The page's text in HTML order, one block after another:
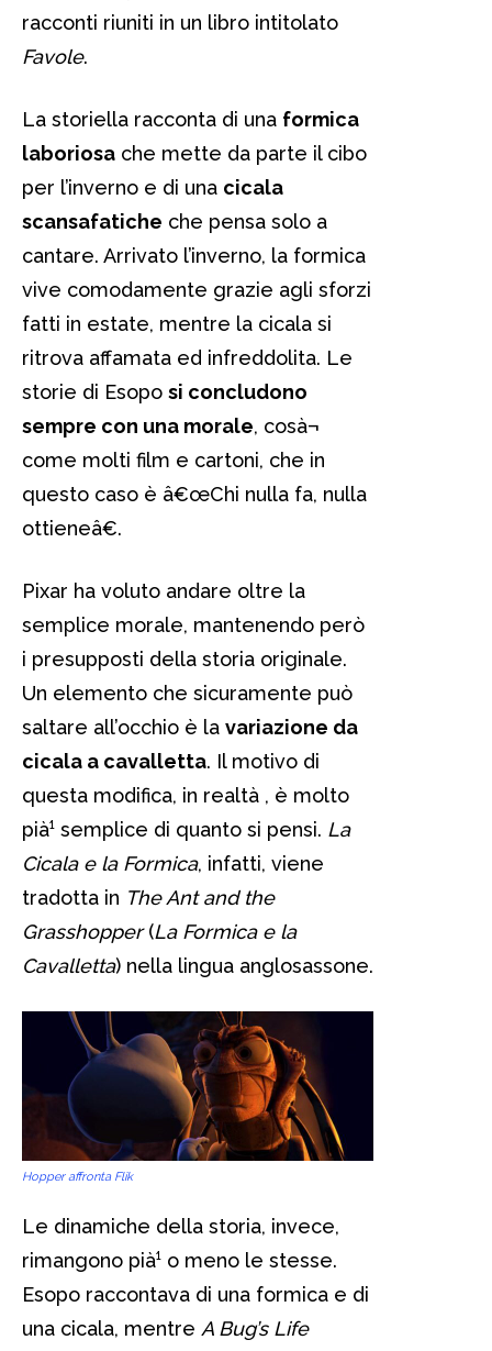
racconti riuniti in un libro intitolato
Favole.
La storiella racconta di una formica
laboriosa che mette da parte il cibo
per l’inverno e di una cicala
scansafatiche che pensa solo a
cantare. Arrivato l’inverno, la formica
vive comodamente grazie agli sforzi
fatti in estate, mentre la cicala si
ritrova affamata ed infreddolita. Le
storie di Esopo si concludono
sempre con una morale, cosà¬
come molti film e cartoni, che in
questo caso è â€œChi nulla fa, nulla
ottieneâ€.
Pixar ha voluto andare oltre la
semplice morale, mantenendo però
i presupposti della storia originale.
Un elemento che sicuramente può
saltare all’occhio è la variazione da
cicala a cavalletta. Il motivo di
questa modifica, in realtà , è molto
pià¹ semplice di quanto si pensi. La
Cicala e la Formica, infatti, viene
tradotta in The Ant and the
Grasshopper(La Formica e la
Cavalletta) nella lingua anglosassone.
Hopper affronta Flik
Le dinamiche della storia, invece,
rimangono pià¹ o meno le stesse.
Esopo raccontava di una formica e di
una cicala, mentre A Bug’s Life